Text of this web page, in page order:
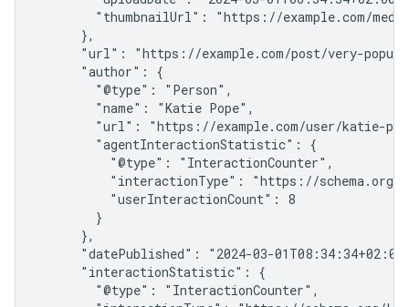
"thumbnailUrl": "https://example.com/
      },
"url": "https://example.com/post/very-
      "author": {
        "@type": "Person",
        "name": "Katie Pope",
"url": "https://example.com/user/katie-
        "agentInteractionStatistic": {
          "@type": "InteractionCounter",
"interactionType": "https://schema.org/
          "userInteractionCount": 8
        }
      },
"datePublished": "2024-03-
      "interactionStatistic": {
        "@type": "InteractionCounter",